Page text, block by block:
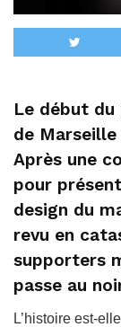
Le début du
de
Après une
pour
design du
revu en
supporters
passe au
L’histoire est-